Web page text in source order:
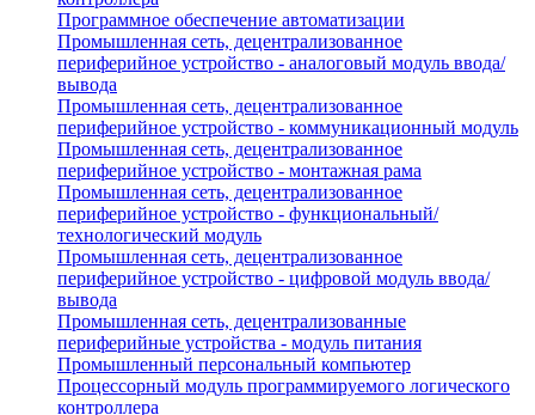
Программное обеспечение автоматизации
Промышленная сеть, децентрализованное
периферийное устройство - аналоговый модуль ввода/
вывода
Промышленная сеть, децентрализованное
периферийное устройство - коммуникационный модуль
Промышленная сеть, децентрализованное
периферийное устройство - монтажная рама
Промышленная сеть, децентрализованное
периферийное устройство - функциональный/
технологический модуль
Промышленная сеть, децентрализованное
периферийное устройство - цифровой модуль ввода/
вывода
Промышленная сеть, децентрализованные
периферийные устройства - модуль питания
Промышленный персональный компьютер
Процессорный модуль программируемого логического
контроллера